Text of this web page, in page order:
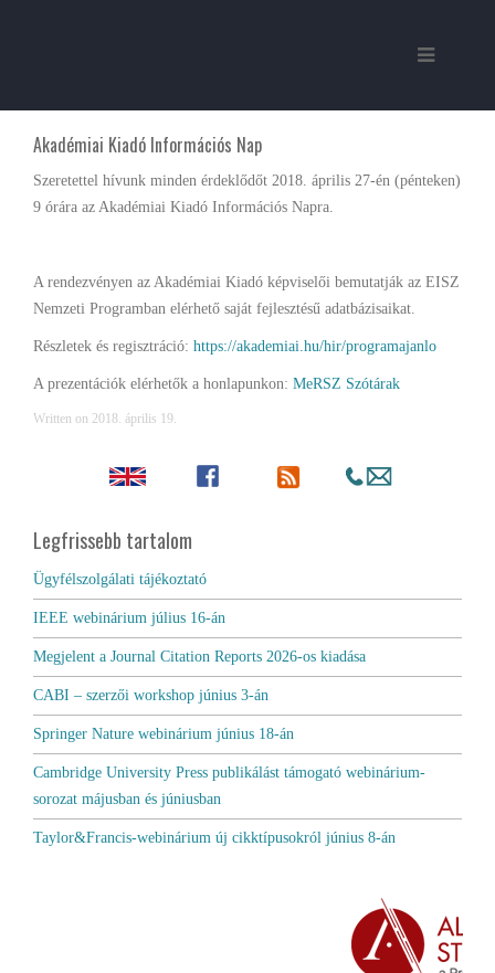
Akadémiai Kiadó Információs Nap
Szeretettel hívunk minden érdeklődőt 2018. április 27-én (pénteken)
9 órára az Akadémiai Kiadó Információs Napra.
A rendezvényen az Akadémiai Kiadó képviselői bemutatják az EISZ
Nemzeti Programban elérhető saját fejlesztésű adatbázisaikat.
Részletek és regisztráció: https://akademiai.hu/hir/programajanlo
A prezentációk elérhetők a honlapunkon: MeRSZ Szótárak
Written on 2018. április 19.
Legfrissebb tartalom
Ügyfélszolgálati tájékoztató
IEEE webinárium július 16-án
Megjelent a Journal Citation Reports 2026-os kiadása
CABI – szerzői workshop június 3-án
Springer Nature webinárium június 18-án
Cambridge University Press publikálást támogató webinárium-
sorozat májusban és júniusban
Taylor&Francis-webinárium új cikktípusokról június 8-án